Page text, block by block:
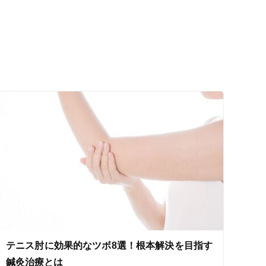
テニス肘に効果的なツボ8選！根本解決を目指す
鍼灸治療とは